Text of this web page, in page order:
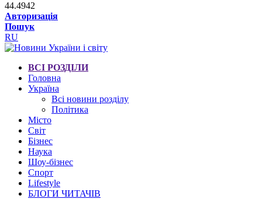
44.4942
Авторизація
Пошук
RU
ВСІ РОЗДІЛИ
Головна
Україна
Всі новини розділу
Політика
Місто
Світ
Бізнес
Наука
Шоу-бізнес
Спорт
Lifestyle
БЛОГИ ЧИТАЧІВ